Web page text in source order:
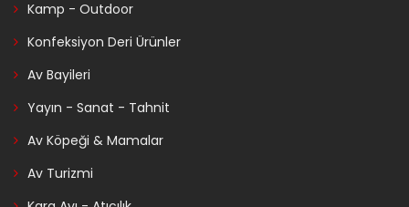
Kamp - Outdoor
Konfeksiyon Deri Ürünler
Av Bayileri
Yayın - Sanat - Tahnit
Av Köpeği & Mamalar
Av Turizmi